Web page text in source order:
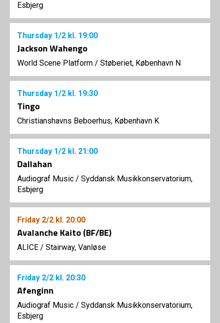
Esbjerg
Thursday 1/2 kl. 19:00
Jackson Wahengo
World Scene Platform / Støberiet, København N
Thursday 1/2 kl. 19:30
Tingo
Christianshavns Beboerhus, København K
Thursday 1/2 kl. 21:00
Dallahan
Audiograf Music / Syddansk Musikkonservatorium,
Esbjerg
Friday 2/2 kl. 20:00
Avalanche Kaito (BF/BE)
ALICE / Stairway, Vanløse
Friday 2/2 kl. 20:30
Afenginn
Audiograf Music / Syddansk Musikkonservatorium,
Esbjerg